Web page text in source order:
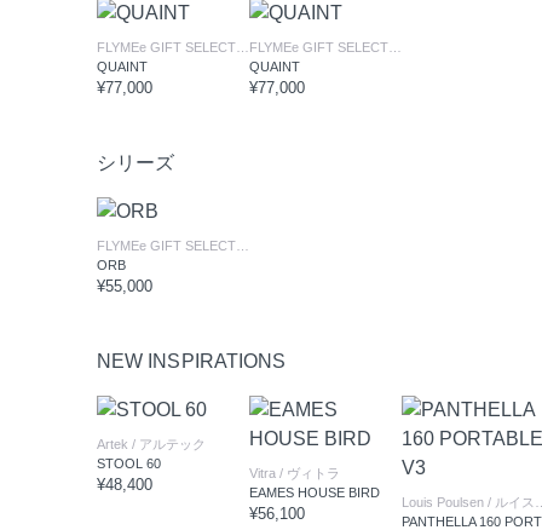
/ フライミーギフトセレクション
QUAINT
¥77,000
QUAINT
¥77,000
シリーズ
ORB
¥55,000
NEW INSPIRATIONS
Artek / アルテック
STOOL 60
¥48,400
Vitra / ヴィトラ
EAMES HOUSE BIRD
¥56,100
Louis Poulsen / ルイスポールセン